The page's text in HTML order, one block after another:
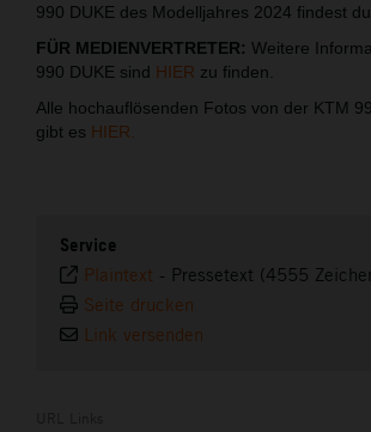
990 DUKE des Modelljahres 2024 findest
FÜR MEDIENVERTRETER: Weitere
990 DUKE sind HIER zu finden.
Alle hochauflösenden Fotos von der KTM
gibt es HIER.
Service
Plaintext - Pressetext (4555
Seite drucken
Link versenden